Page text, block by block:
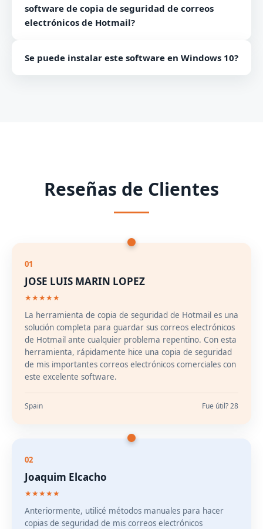
software de copia de seguridad de correos
electrónicos de Hotmail?
correo electrónico para respaldo del software. Puede
Se puede instalar este software en Windows 10?
Reseñas de Clientes
01
JOSE LUIS MARIN LOPEZ
★★★★★
La herramienta de copia de seguridad de Hotmail es una
solución completa para guardar sus correos electrónicos
de Hotmail ante cualquier problema repentino. Con esta
herramienta, rápidamente hice una copia de seguridad
de mis importantes correos electrónicos comerciales con
este excelente software.
Spain Fue útil? 28
02
Joaquim Elcacho
★★★★★
Anteriormente, utilicé métodos manuales para hacer
copias de seguridad de mis correos electrónicos